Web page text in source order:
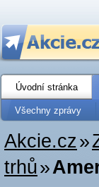
Úvodní stránka
Všechny zprávy
Akcie.cz»
trhů»